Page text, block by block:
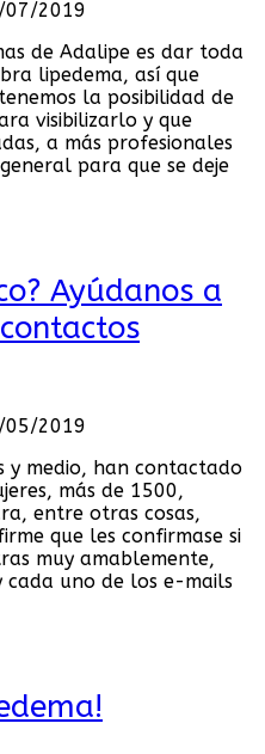
07/2019
de Adalipe es dar toda
lipedema, así que
la posibilidad de
visibilizarlo y que
a más profesionales
para que se deje
Ayúdanos a
05/2019
y medio, han contactado
más de 1500,
entre otras cosas,
que les confirmase si
muy amablemente,
cada uno de los e-mails